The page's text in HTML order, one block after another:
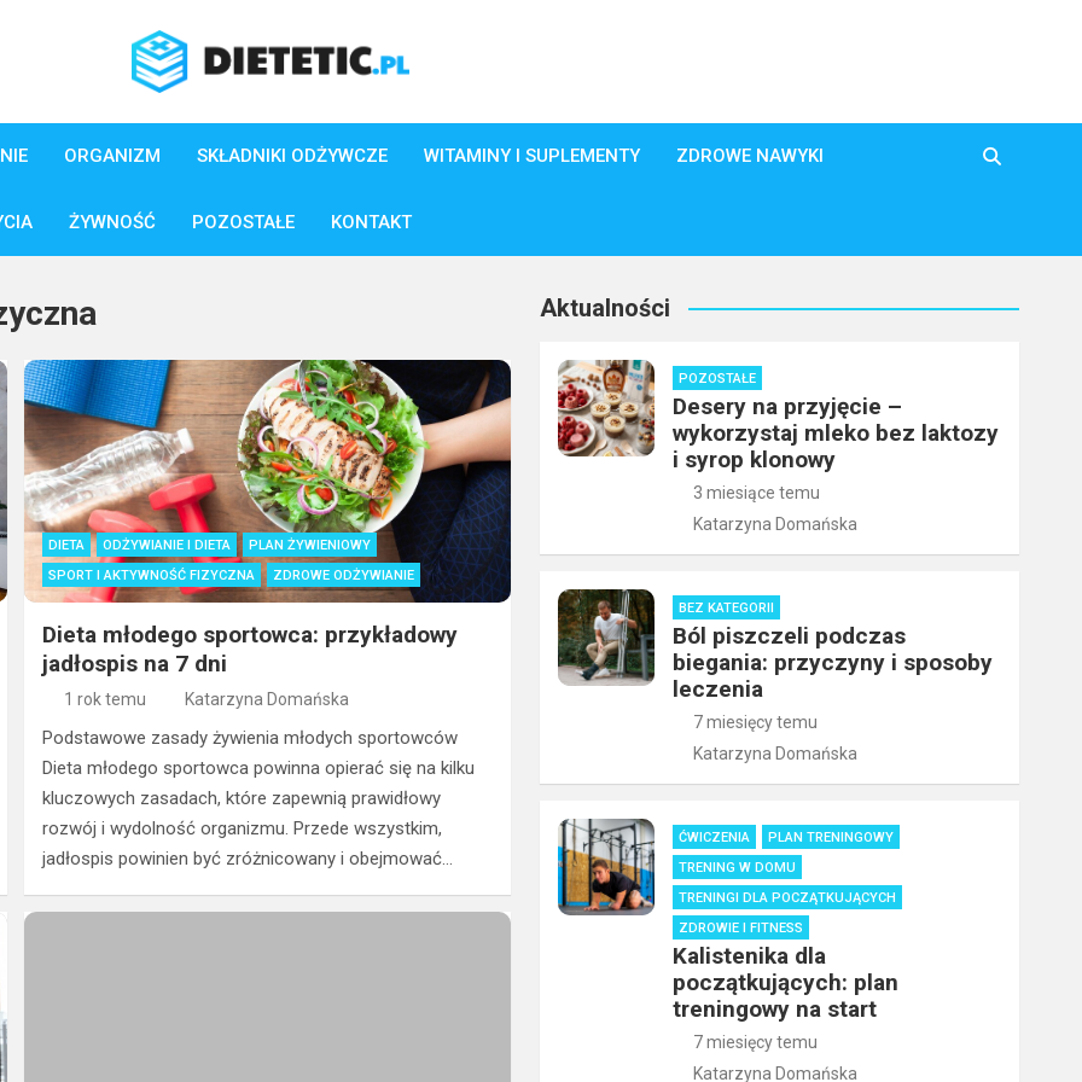
ORGANIZM SKŁADNIKI ODŻYWCZE WITAMINY I SUPLEMENTY ZDROWE NAWYKI
ŻYWNOŚĆ POZOSTAŁE KONTAKT
DIETA ODŻYWIANIE I DIETA
PLAN ŻYWIENIOWY
SPORT I AKTYWNOŚĆ FIZYCZNA
ZDROWE ODŻYWIANIE
Dieta młodego sportowca: przykładowy
jadłospis na 7 dni
1 rok temu Katarzyna Domańska
Podstawowe zasady żywienia młodych sportowców
Dieta młodego sportowca powinna opierać się na kilku
kluczowych zasadach, które zapewnią prawidłowy
rozwój i wydolność organizmu. Przede wszystkim,
jadłospis powinien być zróżnicowany i obejmować…
Aktualności
POZOSTAŁE
Desery na przyjęcie –
wykorzystaj mleko bez laktozy
i syrop klonowy
3 miesiące temu
Katarzyna Domańska
BEZ KATEGORII
Ból piszczeli podczas
biegania: przyczyny i sposoby
leczenia
7 miesięcy temu
Katarzyna Domańska
ĆWICZENIA
PLAN TRENINGOWY
TRENING W DOMU
TRENINGI DLA POCZĄTKUJĄCYCH
ZDROWIE I FITNESS
Kalistenika dla
początkujących: plan
treningowy na start
7 miesięcy temu
Katarzyna Domańska